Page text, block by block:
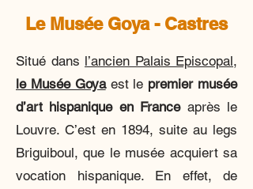
Le Musée Goya - Castres
Situé dans l’ancien Palais Episcopal,
le Musée Goyaest le premier musée
d’art hispanique en Franceaprès le
Louvre. C’est en 1894, suite au legs
Briguiboul, que le musée acquiert sa
vocation hispanique. En effet, de